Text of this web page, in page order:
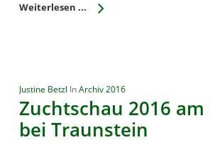
Weiterlesen ...
Justine Betzl InArchiv 2016
Zuchtschau 2016
bei Traunstein